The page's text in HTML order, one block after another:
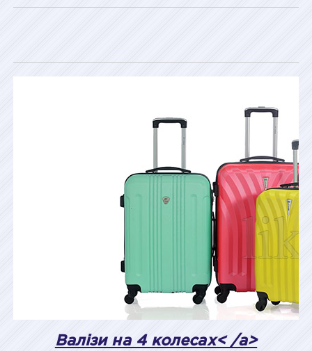
Валізи на 4 колесах< /a>